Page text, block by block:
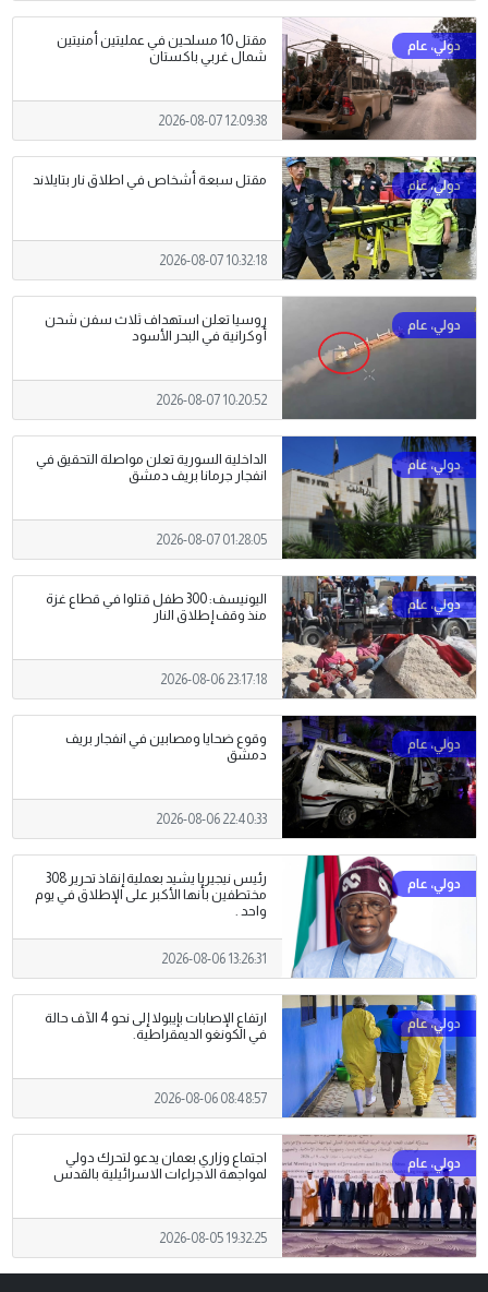
مقتل 10 مسلحين في عمليتين أمنيتين
شمال غربي باكستان
2026-08-07 12:09:38
مقتل سبعة أشخاص في اطلاق نار بتايلاند
2026-08-07 10:32:18
روسيا تعلن استهداف ثلاث سفن شحن
أوكرانية في البحر الأسود
2026-08-07 10:20:52
الداخلية السورية تعلن مواصلة التحقيق في
انفجار جرمانا بريف دمشق
2026-08-07 01:28:05
اليونيسف: 300 طفل قتلوا في قطاع غزة
منذ وقف إطلاق النار
2026-08-06 23:17:18
وقوع ضحايا ومصابين في انفجار بريف
دمشق
2026-08-06 22:40:33
رئيس نيجيريا يشيد بعملية إنقاذ تحرير 308
مختطفين بأنها الأكبر على الإطلاق في يوم
واحد .
2026-08-06 13:26:31
ارتفاع الإصابات بإيبولا إلى نحو 4 الآف حالة
في الكونغو الديمقراطية.
2026-08-06 08:48:57
اجتماع وزاري بعمان يدعو لتحرك دولي
لمواجهة الاجراءات الاسرائيلية بالقدس
2026-08-05 19:32:25